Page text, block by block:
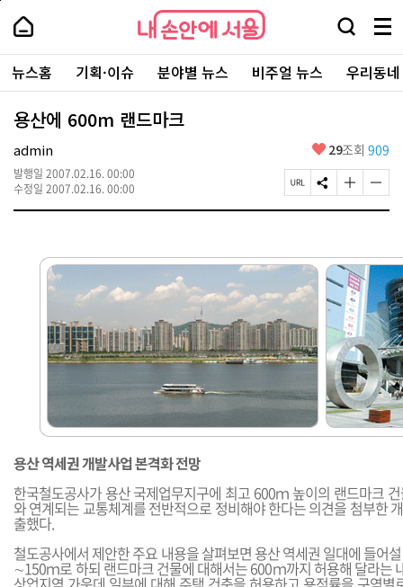
본
로
가
내
손
안
에
서
울
-
서
울
시
대
표
소
내
손
에
울
검
창
열
기
메
뉴
전
체
보
주
요
서
뉴스홈 기획·이슈 분야별 뉴스 비주얼 뉴스 우리동
용산에 600m 랜드마크
admin
발행일 2007.02.16. 00:00
수정일 2007.02.16. 00:00
좋
요
29조회 909
페
이
L
복
사
S
N
하
기
글
자
게
변
경
하
기
글
자
게
변
경
하
기
용산 역세권 개발사업 본격화 전망
한국철도공사가 용산 국제업무지구에 최고 600ｍ 높이의 랜드마크
와 연계되는 교통체계를 전반적으로 정비해야 한다는 의견을 첨부한
출했다.
철도공사에서 제안한 주요 내용을 살펴보면 용산 역세권 일대에 들어
∼150ｍ로 하되 랜드마크 건물에 대해서는 600ｍ까지 허용해 달라는
페
상
단
로